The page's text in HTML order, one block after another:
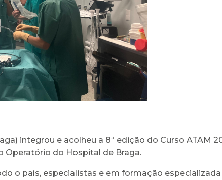
integrou e acolheu a 8ª edição do Curso ATAM
Operatório do Hospital de Braga.
o país, especialistas e em formação